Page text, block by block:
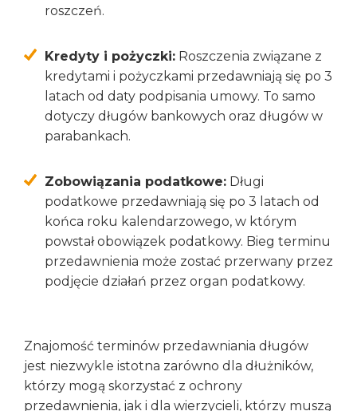
roszczeń.
Kredyty i pożyczki:Roszczenia związane z
kredytami i pożyczkami przedawniają się po 3
latach od daty podpisania umowy. To samo
dotyczy długów bankowych oraz długów w
parabankach.
Zobowiązania podatkowe:Długi
podatkowe przedawniają się po 3 latach od
końca roku kalendarzowego, w którym
powstał obowiązek podatkowy. Bieg terminu
przedawnienia może zostać przerwany przez
podjęcie działań przez organ podatkowy.
Znajomość terminów przedawniania długów
jest niezwykle istotna zarówno dla dłużników,
którzy mogą skorzystać z ochrony
przedawnienia, jak i dla wierzycieli, którzy muszą